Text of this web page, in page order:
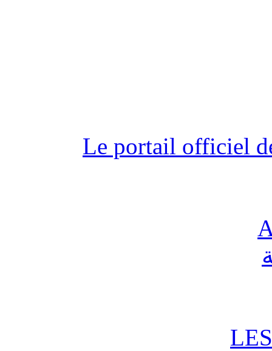
Le portail officiel